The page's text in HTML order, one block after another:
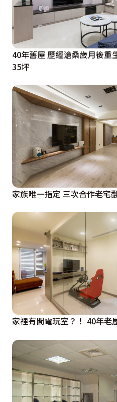
40年舊屋 歷經滄桑歲月後重
35坪
家族唯一指定 三次合作老宅
家裡有間電玩室？！ 40年老